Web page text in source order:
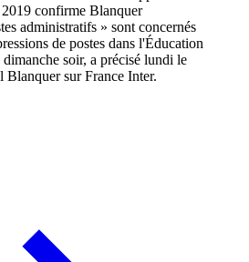
administratifs » sont concernés
de postes dans l'Éducation
soir, a précisé lundi le
Blanquer sur France Inter.